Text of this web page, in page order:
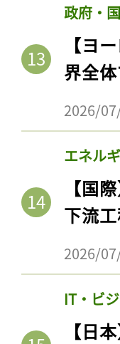
政府・
【ヨ
界全
2026/
エネル
【国
下流
2026/
IT・ビ
【日